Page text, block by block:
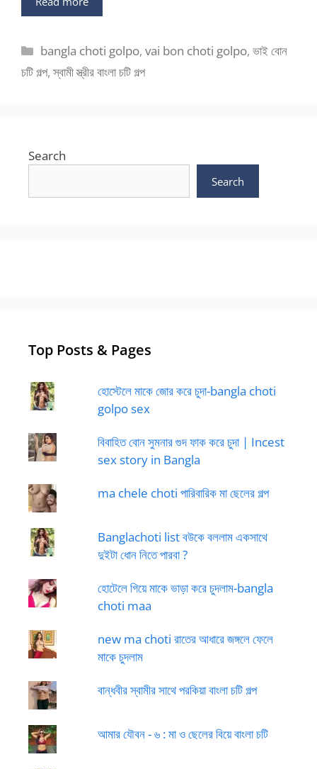
Categories
bangla choti golpo,vai bon choti golpo,ভাই বোন
চটি গল্প, স্বামী স্ত্রীর বাংলা চটি গল্প
Search
Search
Top Posts & Pages
হোস্টেলে মাকে জোর করে চুদা-bangla choti
golpo sex
বিবাহিত বোন সুমনার গুদ ফাক করে চুদা | Incest
sex story in Bangla
ma chele choti পারিবারিক মা ছেলের গল্প
Banglachoti list বউকে বললাম একসাথে
দুইটা ধোন নিতে পারবা ?
হোটেলে গিয়ে মাকে ভাড়া করে চুদলাম-bangla
choti maa
new ma choti রাতের আধারে জঙ্গলে ফেলে
মাকে চুদলাম
বান্ধবীর স্বামীর সাথে পরকিয়া বাংলা চটি গল্প
আমার যৌবন - ৬ : মা ও ছেলের বিয়ে বাংলা চটি